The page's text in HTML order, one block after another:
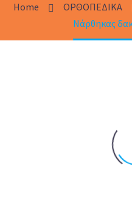
Home ΟΡΘΟΠΕΔΙΚΑ
Νάρθηκας